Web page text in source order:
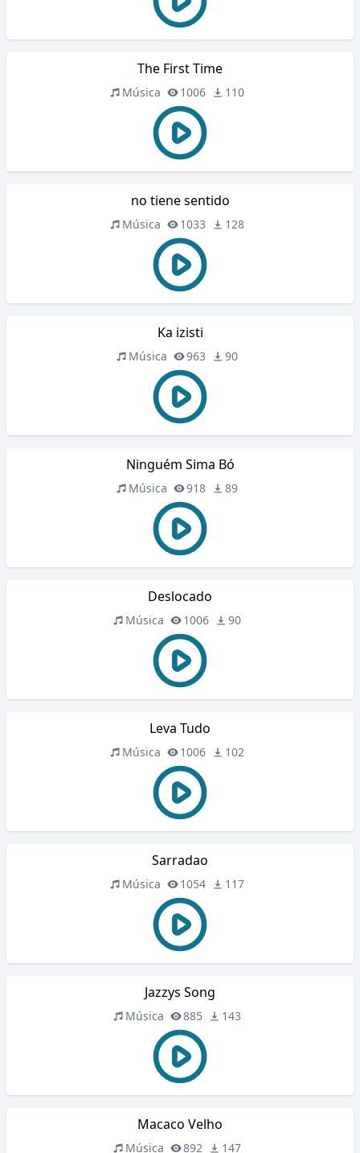
The First Time
Música 1006 110
no tiene sentido
Música 1033 128
Ka izisti
Música 963 90
Ninguém Sima Bó
Música 918 89
Deslocado
Música 1006 90
Leva Tudo
Música 1006 102
Sarradao
Música 1054 117
Jazzys Song
Música 885 143
Macaco Velho
Música 892 147